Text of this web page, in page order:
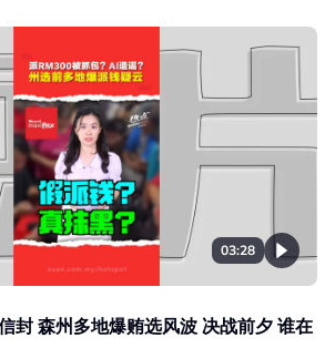
03:28
封 森州多地爆贿选风波 决战前夕 谁在